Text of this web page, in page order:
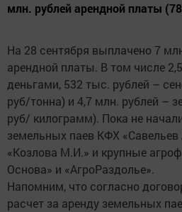
млн. рублей арендной платы
На 28 сентября выплачено 7
арендной платы. В том числе
деньгами, 532 тыс. рублей –
руб/тонна) и 4,7 млн. рублей –
руб/ килограмм). Пока не
земельных паев КФХ «Савельев
«Козлова М.И.» и крупные
Основа» и «АгроРаздолье».
Напомним, что согласно
расчет за аренду земельных